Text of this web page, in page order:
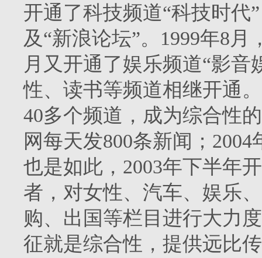
开通了科技频道“科技时代
及“新浪论坛”。 1999年8月
月又开通了娱乐频道“影
性、读书等频道相继开通
40多个频道，成为综合性
网每天发800条新闻； 2004
也是如此， 2003年下半年
者，对女性、汽车、娱乐
购、出国等栏目进行大力
征就是综合性，提供远比